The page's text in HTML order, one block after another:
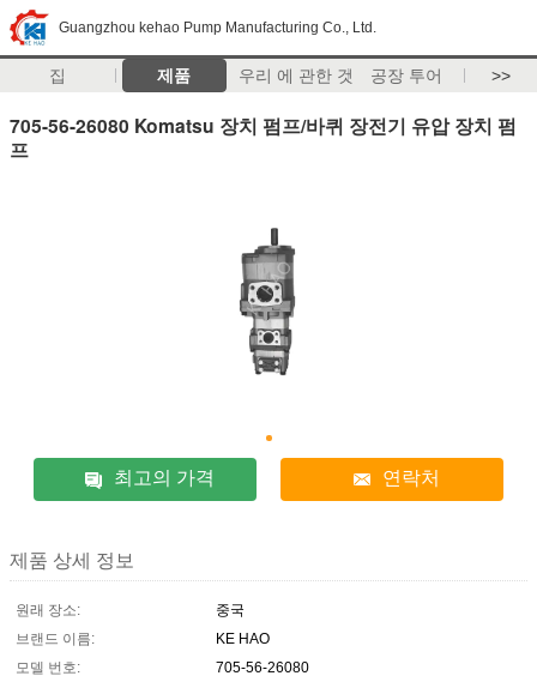
Guangzhou kehao Pump Manufacturing Co., Ltd.
집 제품 우리 에 관한 것 공장 투어 >>
705-56-26080 Komatsu 장치 펌프/바퀴 장전기 유압 장치 펌
프
최고의 가격 연락처
제품 상세 정보
원래 장소:
중국
브랜드 이름:
KE HAO
모델 번호:
705-56-26080